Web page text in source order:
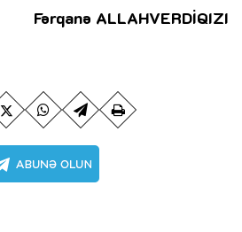
Fərqanə ALLAHVERDİQIZI